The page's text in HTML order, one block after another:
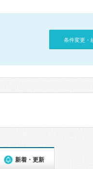
条件変更・
新着・更新